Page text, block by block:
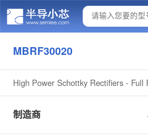
MBRF30020
High Power Schottky Rectifiers - Full
制造商